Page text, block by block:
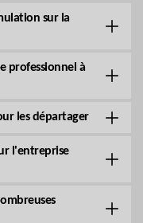
sur la
professionnel à
les départager
l'entreprise